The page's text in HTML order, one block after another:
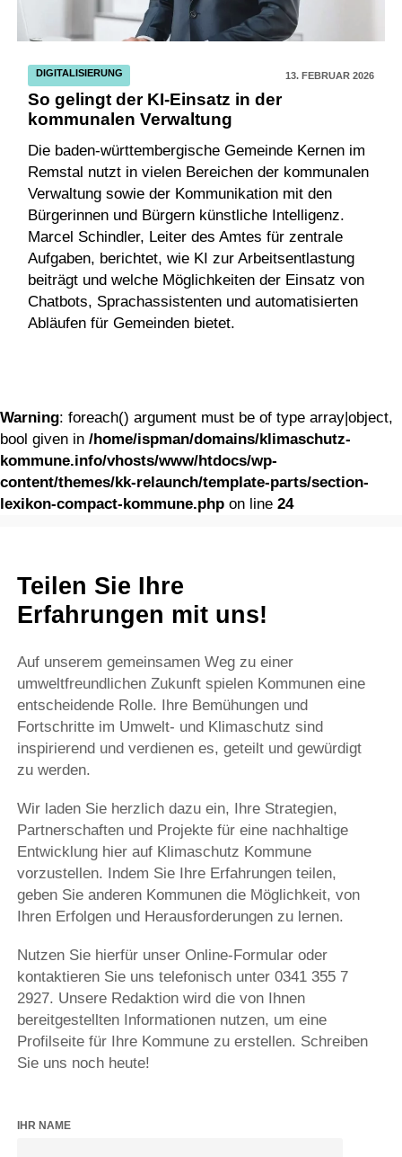
DIGITALISIERUNG 13. FEBRUAR 2026
So gelingt der KI-Einsatz in der
kommunalen Verwaltung
Die baden-württembergische Gemeinde Kernen im
Remstal nutzt in vielen Bereichen der kommunalen
Verwaltung sowie der Kommunikation mit den
Bürgerinnen und Bürgern künstliche Intelligenz.
Marcel Schindler, Leiter des Amtes für zentrale
Aufgaben, berichtet, wie KI zur Arbeitsentlastung
beiträgt und welche Möglichkeiten der Einsatz von
Chatbots, Sprachassistenten und automatisierten
Abläufen für Gemeinden bietet.
Warning: foreach() argument must be of type array|object,
bool given in /home/ispman/domains/klimaschutz-
kommune.info/vhosts/www/htdocs/wp-
content/themes/kk-relaunch/template-parts/section-
lexikon-compact-kommune.php on line 24
Teilen Sie Ihre
Erfahrungen mit uns!
Auf unserem gemeinsamen Weg zu einer
umweltfreundlichen Zukunft spielen Kommunen eine
entscheidende Rolle. Ihre Bemühungen und
Fortschritte im Umwelt- und Klimaschutz sind
inspirierend und verdienen es, geteilt und gewürdigt
zu werden.
Wir laden Sie herzlich dazu ein, Ihre Strategien,
Partnerschaften und Projekte für eine nachhaltige
Entwicklung hier auf Klimaschutz Kommune
vorzustellen. Indem Sie Ihre Erfahrungen teilen,
geben Sie anderen Kommunen die Möglichkeit, von
Ihren Erfolgen und Herausforderungen zu lernen.
Nutzen Sie hierfür unser Online-Formular oder
kontaktieren Sie uns telefonisch unter 0341 355 7
2927. Unsere Redaktion wird die von Ihnen
bereitgestellten Informationen nutzen, um eine
Profilseite für Ihre Kommune zu erstellen. Schreiben
Sie uns noch heute!
IHR NAME